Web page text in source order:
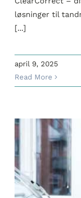
løsninger til
[...]
april 9, 2025
Read More